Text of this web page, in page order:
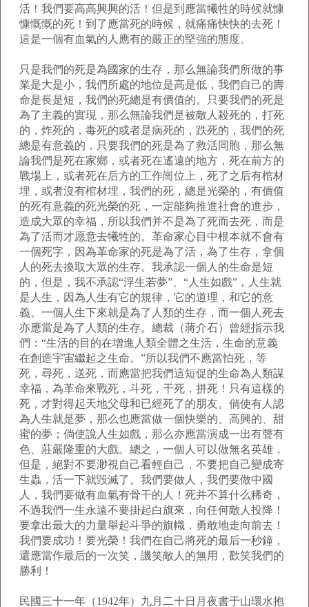
活！我們要高高興興的活！但是到應當犧牲的時候就慷
慷慨慨的死！到了應當死的時候，就痛痛快快的去死！
這是一個有血氣的人應有的嚴正的堅強的態度。
只是我們的死是為國家的生存，那么無論我們所做的事
業是大是小，我們所處的地位是高是低，我們自己的壽
命是長是短，我們的死總是有價值的。只要我們的死是
為了主義的實現，那么無論我們是被敵人殺死的，打死
的，炸死的，毒死的或者是病死的，跌死的，我們的死
總是有意義的，只要我們的死是為了救活同胞，那么無
論我們是死在家鄉，或者死在遙遠的地方，死在前方的
戰場上，或者死在后方的工作崗位上，死了之后有棺材
埋，或者沒有棺材埋，我們的死，總是光榮的，有價值
的死有意義的死光榮的死，一定能夠推進社會的進步，
造成大眾的幸福，所以我們并不是為了死而去死，而是
為了活而才愿意去犧牲的。革命家心目中根本就不會有
一個死字，因為革命家的死是為了活，為了生存，拿個
人的死去換取大眾的生存。我承認一個人的生命是短
的，但是，我不承認“浮生若夢”、“人生如戲”，人生就
是人生，因為人生有它的規律，它的道理，和它的意
義。一個人生下來就是為了人類的生存，而一個人死去
亦應當是為了人類的生存。總裁（蔣介石）曾經指示我
們：“生活的目的在增進人類全體之生活，生命的意義
在創造宇宙繼起之生命。”所以我們不應當怕死，等
死，尋死，送死，而應當把我們這短促的生命為人類謀
幸福，為革命來戰死，斗死，干死，拼死！只有這樣的
死，才對得起天地父母和已經死了的朋友。倘使有人認
為人生就是夢，那么也應當做一個快樂的、高興的、甜
蜜的夢；倘使說人生如戲，那么亦應當演成一出有聲有
色、莊嚴隆重的大戲。總之，一個人可以做無名英雄，
但是，絕對不要渺視自己看輕自己，不要把自己變成寄
生蟲，活一下就毀滅了。我們要做人，我們要做中國
人，我們要做有血氣有骨干的人！死并不算什么稀奇，
不過我們一生永遠不要掛起白旗來，向任何敵人投降！
要拿出最大的力量舉起斗爭的旗幟，勇敢地走向前去！
我們要成功！要光榮！我們在自己將死的最后一秒鐘，
還應當作最后的一次笑，譏笑敵人的無用，歡笑我們的
勝利！
民國三十一年（1942年）九月二十日月夜書于山環水抱